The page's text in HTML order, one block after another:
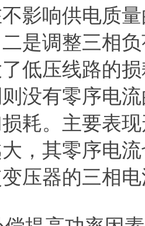
影响供电质
是调整三相
低压线路的
没有零序电
耗。主要表
，其零序电
压器的三相